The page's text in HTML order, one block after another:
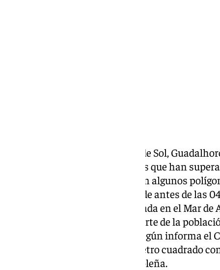
Esta madrugada las comarcas de Sol,
efectos de una DANA con lluvias que han
eléctrico, dejando incidencias en algunos
capital con balsas de agua. Desde antes de las
continuos de la tormenta formada en el Mar
la capital, haciendo que gran parte de la
espectáculo de la naturaleza. Según informa el
se han recogido 70 litros por metro cuadrado
tormentas en la capital costasoleña.